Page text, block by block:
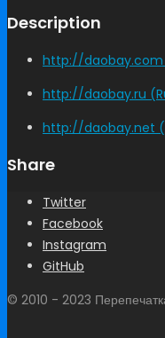
Description
http://daobay.com
http://daobay.ru
http://daobay.net
Share
Twitter
Facebook
Instagram
GitHub
© 2010 - 2023